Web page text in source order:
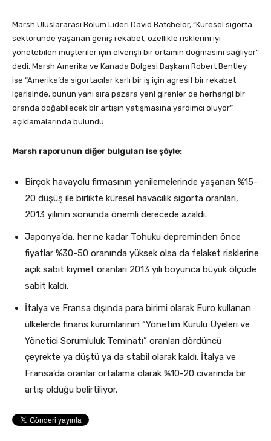
Marsh Uluslararası Bölüm Lideri David Batchelor, “Küresel sigorta
sektöründe yaşanan geniş rekabet, özellikle risklerini iyi
yönetebilen müşteriler için elverişli bir ortamın doğmasını sağlıyor”
dedi. Marsh Amerika ve Kanada Bölgesi Başkanı Robert Bentley
ise “Amerika’da sigortacılar karlı bir iş için agresif bir rekabet
içerisinde, bunun yanı sıra pazara yeni girenler de herhangi bir
oranda doğabilecek bir artışın yatışmasına yardımcı oluyor”
açıklamalarında bulundu.
Marsh raporunun diğer bulguları ise şöyle:
Birçok havayolu firmasının yenilemelerinde yaşanan %15-
20 düşüş ile birlikte küresel havacılık sigorta oranları,
2013 yılının sonunda önemli derecede azaldı.
Japonya’da, her ne kadar Tohuku depreminden önce
fiyatlar %30-50 oranında yüksek olsa da felaket risklerine
açık sabit kıymet oranları 2013 yılı boyunca büyük ölçüde
sabit kaldı.
İtalya ve Fransa dışında para birimi olarak Euro kullanan
ülkelerde finans kurumlarının “Yönetim Kurulu Üyeleri ve
Yönetici Sorumluluk Teminatı” oranları dördüncü
çeyrekte ya düştü ya da stabil olarak kaldı. İtalya ve
Fransa’da oranlar ortalama olarak %10-20 civarında bir
artış olduğu belirtiliyor.